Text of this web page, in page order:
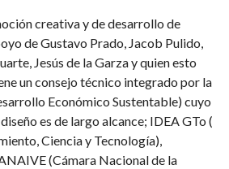
creativa y de desarrollo de
de Gustavo Prado, Jacob Pulido,
Jesús de la Garza y quien esto
un consejo técnico integrado por la
Económico Sustentable) cuyo
es de largo alcance; IDEA GTo (
Ciencia y Tecnología),
(Cámara Nacional de la